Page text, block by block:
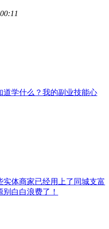
道学什么？我的副业技能心
实体商家已经用上了同城支富
白白浪费了！